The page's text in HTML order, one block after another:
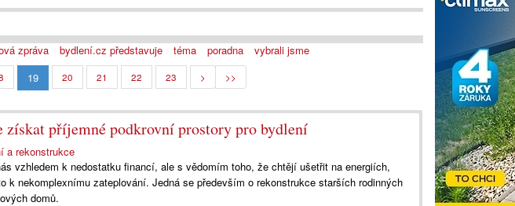
zpráva bydlení.cz představuje téma poradna vybrali jsme
19 20 21 22 23 > >>
získat příjemné podkrovní prostory pro bydlení
a rekonstrukce
vzhledem k nedostatku financí, ale s vědomím toho, že chtějí ušetřit na energiích,
k nekomplexnímu zateplování. Jedná se především o rekonstrukce starších rodinných
domů.